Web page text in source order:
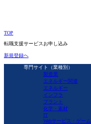
TOP
転職支援サービスお申し込み
新規登録へ
専門サイト（業種別）
製造業
エネルギー関連
エネルギー
インフラ
プラント
化学・素材
IT
Webサービス・ゲーム